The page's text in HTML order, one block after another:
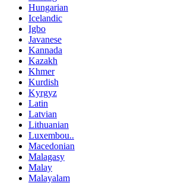
Hungarian
Icelandic
Igbo
Javanese
Kannada
Kazakh
Khmer
Kurdish
Kyrgyz
Latin
Latvian
Lithuanian
Luxembou..
Macedonian
Malagasy
Malay
Malayalam